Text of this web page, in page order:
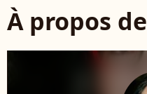
À propos de